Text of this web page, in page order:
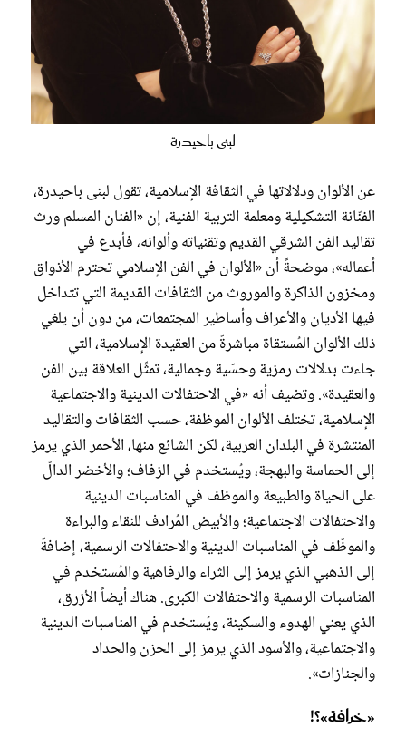
لبنى باحيدرة
عن الألوان ودلالاتها في الثقافة الإسلامية، تقول لبنى باحيدرة،
الفنّانة التشكيلية ومعلمة التربية الفنية، إن «الفنان المسلم ورث
تقاليد الفن الشرقي القديم وتقنياته وألوانه، فأبدع في
أعماله»، موضحةً أن «الألوان في الفن الإسلامي تحترم الأذواق
ومخزون الذاكرة والموروث من الثقافات القديمة التي تتداخل
فيها الأديان والأعراف وأساطير المجتمعات، من دون أن يلغي
ذلك الألوان المُستقاة مباشرةً من العقيدة الإسلامية، التي
جاءت بدلالات رمزية وحسّية وجمالية، تمثِّل العلاقة بين الفن
والعقيدة». وتضيف أنه «في الاحتفالات الدينية والاجتماعية
الإسلامية، تختلف الألوان الموظفة، حسب الثقافات والتقاليد
المنتشرة في البلدان العربية، لكن الشائع منها، الأحمر الذي يرمز
إلى الحماسة والبهجة، ويُستخدم في الزفاف؛ والأخضر الدالّ
على الحياة والطبيعة والموظف في المناسبات الدينية
والاحتفالات الاجتماعية؛ والأبيض المُرادف للنقاء والبراءة
والموظّف في المناسبات الدينية والاحتفالات الرسمية، إضافةً
إلى الذهبي الذي يرمز إلى الثراء والرفاهية والمُستخدم في
المناسبات الرسمية والاحتفالات الكبرى. هناك أيضاً الأزرق،
الذي يعني الهدوء والسكينة، ويُستخدم في المناسبات الدينية
والاجتماعية، والأسود الذي يرمز إلى الحزن والحداد
والجنازات».
«خرافة»؟!